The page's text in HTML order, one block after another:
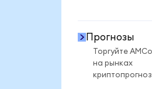
Прогнозы
Торгуйте
на рынках